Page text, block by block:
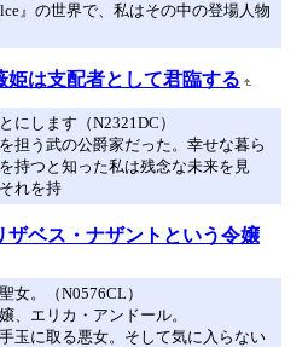
』の世界で、私はその中の登場人物
姫は支配者として君臨する
にします（N2321DC）
担う武の公爵家だった。幸せな暮ら
持つと知った私は残念な未来を見
れを持
ザベス・ナザントという令嬢
女。（N0576CL）
、エリカ・アンドール。
玉に取る悪女。そして気に入らない